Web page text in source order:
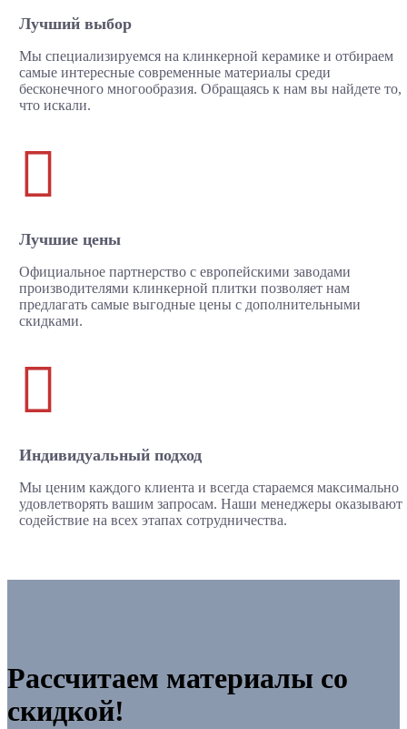
Лучший выбор
Мы специализируемся на клинкерной керамике и отбираем
самые интересные современные материалы среди
бесконечного многообразия. Обращаясь к нам вы найдете то,
что искали.

Лучшие цены
Официальное партнерство с европейскими заводами
производителями клинкерной плитки позволяет нам
предлагать самые выгодные цены с дополнительными
скидками.

Индивидуальный подход
Мы ценим каждого клиента и всегда стараемся максимально
удовлетворять вашим запросам. Наши менеджеры оказывают
содействие на всех этапах сотрудничества.
Рассчитаем материалы со
скидкой!